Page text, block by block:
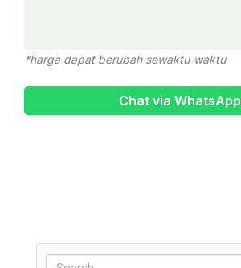
*harga dapat berubah sewaktu-waktu
Chat via WhatsApp